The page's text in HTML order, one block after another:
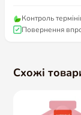
Контроль
Повернення
Схожі